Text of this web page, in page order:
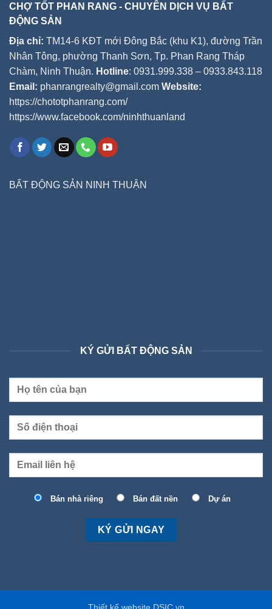
CHỢ TỐT PHAN RANG - CHUYÊN DỊCH VỤ BẤT
ĐỘNG SẢN
Địa chỉ: TM14-6 KĐT mới Đông Bắc (khu K1), đường Trần
Nhân Tông, phường Thanh Sơn, Tp. Phan Rang Tháp
Chàm, Ninh Thuận. Hotline: 0931.999.338 – 0933.843.118
Email: phanrangrealty@gmail.com Website:
https://chototphanrang.com/
https://www.facebook.com/ninhthuanland
BẤT ĐỘNG SẢN NINH THUẬN
KÝ GỬI BẤT ĐỘNG SẢN
Bán nhà riêng Bán đất nền Dự án